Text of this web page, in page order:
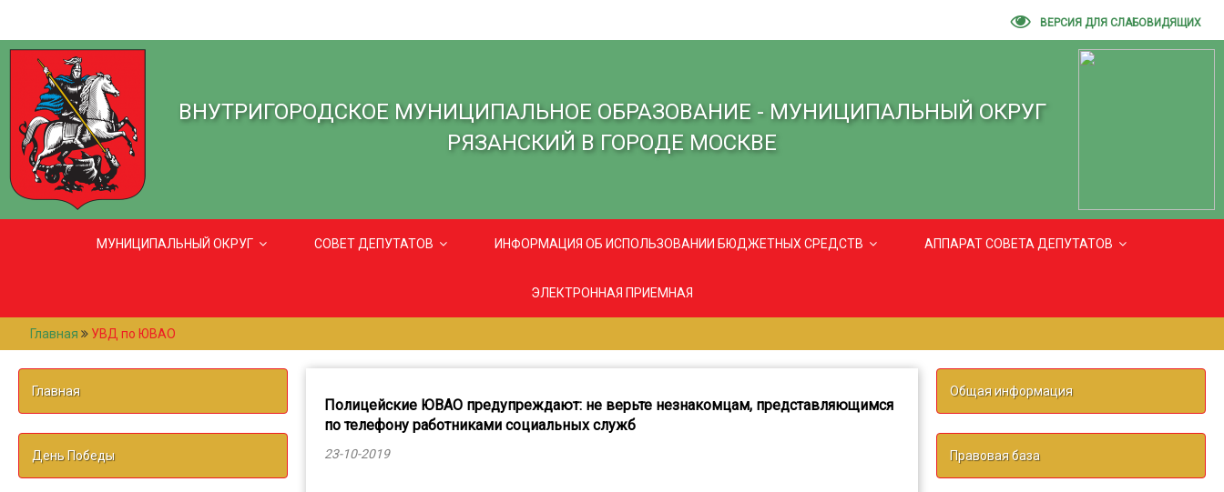
ВЕРСИЯ ДЛЯ СЛАБОВИДЯЩИХ
ВНУТРИГОРОДСКОЕ МУНИЦИПАЛЬНОЕ ОБРАЗОВАНИЕ - МУНИЦИПАЛЬНЫЙ ОКРУГ
РЯЗАНСКИЙ В ГОРОДЕ МОСКВЕ
МУНИЦИПАЛЬНЫЙ ОКРУГ СОВЕТ ДЕПУТАТОВ ИНФОРМАЦИЯ ОБ ИСПОЛЬЗОВАНИИ БЮДЖЕТНЫХ СРЕДСТВ АППАРАТ СОВЕТА ДЕПУТАТОВ
ЭЛЕКТРОННАЯ ПРИЕМНАЯ
Главная УВД по ЮВАО
Главная
День Победы
Полицейские ЮВАО предупреждают: не верьте незнакомцам, представляющимся
по телефону работниками социальных служб
23-10-2019
Общая информация
Правовая база